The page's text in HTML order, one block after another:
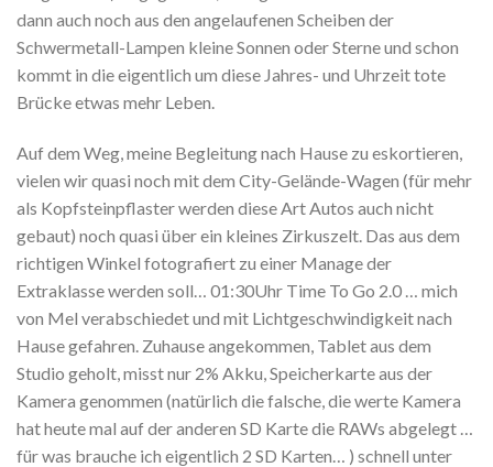
dann auch noch aus den angelaufenen Scheiben der
Schwermetall-Lampen kleine Sonnen oder Sterne und schon
kommt in die eigentlich um diese Jahres- und Uhrzeit tote
Brücke etwas mehr Leben.
Auf dem Weg, meine Begleitung nach Hause zu eskortieren,
vielen wir quasi noch mit dem City-Gelände-Wagen (für mehr
als Kopfsteinpflaster werden diese Art Autos auch nicht
gebaut) noch quasi über ein kleines Zirkuszelt. Das aus dem
richtigen Winkel fotografiert zu einer Manage der
Extraklasse werden soll… 01:30Uhr Time To Go 2.0 … mich
von Mel verabschiedet und mit Lichtgeschwindigkeit nach
Hause gefahren. Zuhause angekommen, Tablet aus dem
Studio geholt, misst nur 2% Akku, Speicherkarte aus der
Kamera genommen (natürlich die falsche, die werte Kamera
hat heute mal auf der anderen SD Karte die RAWs abgelegt …
für was brauche ich eigentlich 2 SD Karten… ) schnell unter